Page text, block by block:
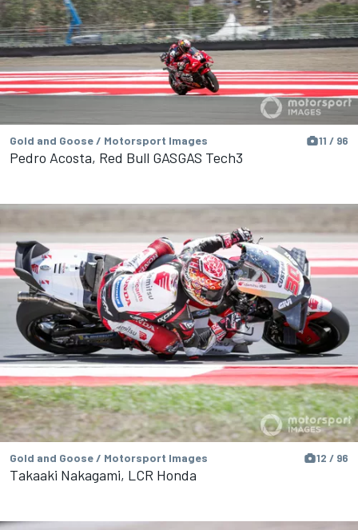
Gold and Goose / Motorsport Images 11 / 96
Pedro Acosta, Red Bull GASGAS Tech3
Gold and Goose / Motorsport Images 12 / 96
Takaaki Nakagami, LCR Honda